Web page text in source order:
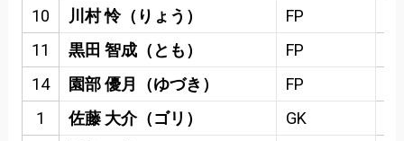
10
川村 怜（りょう）
FP
11
黒田 智成（とも）
FP
14
園部 優月（ゆづき）
FP
1
佐藤 大介（ゴリ）
GK